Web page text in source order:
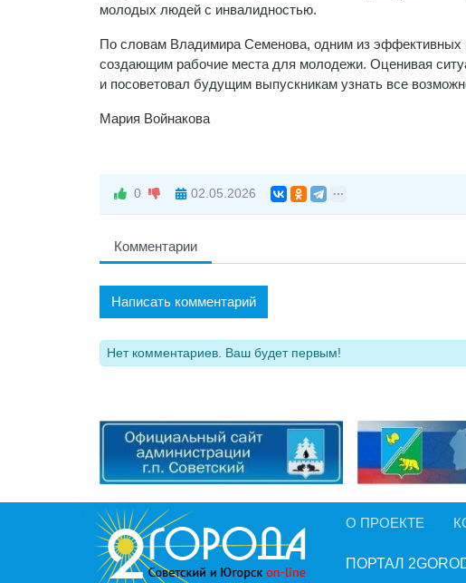
молодых людей с инвалидностью.
По словам Владимира Семенова, одним из эффективных
создающим рабочие места для молодежи. Оценивая
и посоветовал будущим выпускникам узнать все
Мария Войнакова
0 02.05.2026
Комментарии
Написать комментарий
Нет комментариев. Ваш будет первым!
О ПРОЕКТЕ
ПОРТАЛ